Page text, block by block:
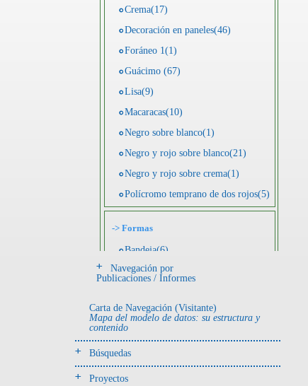
Crema(17)
Decoración en paneles(46)
Foráneo 1(1)
Guácimo (67)
Lisa(9)
Macaracas(10)
Negro sobre blanco(1)
Negro y rojo sobre blanco(21)
Negro y rojo sobre crema(1)
Polícromo temprano de dos rojos(5)
-> Formas
Bandeja(6)
Botella(4)
Efigie antropomorfa(24)
Efigie híbrida(2)
Efigie zoomorfa(56)
Navegación por
Publicaciones / Informes
Carta de Navegación (Visitante)
Mapa del modelo de datos: su estructura y
contenido
Búsquedas
Proyectos